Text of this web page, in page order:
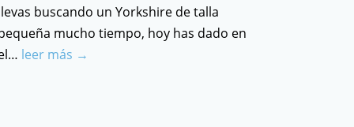
buscando un Yorkshire de talla
mucho tiempo, hoy has dado en
leer más →